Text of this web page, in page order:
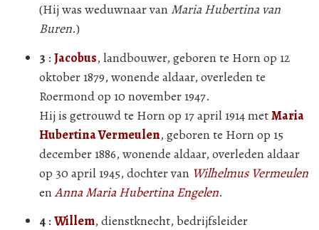
(Hij was weduwnaar van Maria Hubertina van
Buren.)
3 : Jacobus, landbouwer, geboren te Horn op 12
oktober 1879, wonende aldaar, overleden te
Roermond op 10 november 1947.
Hij is getrouwd te Horn op 17 april 1914 metMaria
Hubertina Vermeulen, geboren te Horn op 15
december 1886, wonende aldaar, overleden aldaar
op 30 april 1945, dochter van Wilhelmus Vermeulen
enAnna Maria Hubertina Engelen.
4 : Willem, dienstknecht, bedrijfsleider